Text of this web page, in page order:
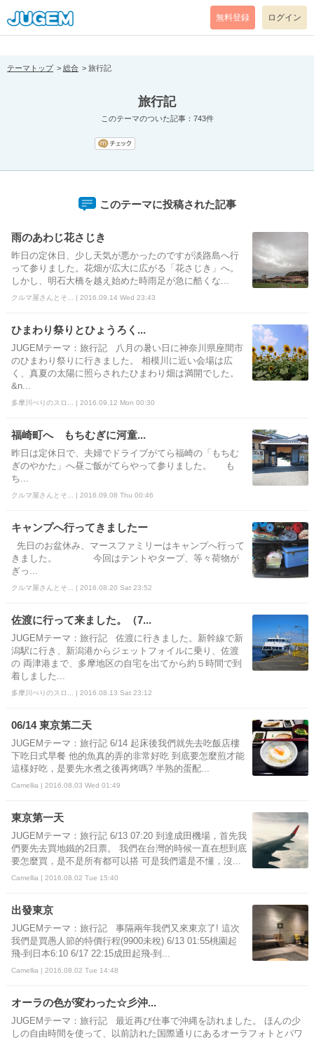
[pear_error: message="Success" code=0 mode=return level=notice
prefix="" info=""]
無料登録 ログイン
テーマトップ 総合 旅行記
旅行記
このテーマのついた記事：743件
このテーマに投稿された記事
雨のあわじ花さじき
昨日の定休日、少し天気が悪かったのですが淡路島へ行
って参りました。 ​花畑が広大に広がる「花さじき」へ。 ​
しかし、明石大橋を越え始めた時雨足が急に酷くな...
クルマ屋さんとそ... | 2016.09.14 Wed 23:43
ひまわり祭りとひょうろく...
JUGEMテーマ：旅行記 八月の暑い日に神奈川県座間市
のひまわり祭りに行きました。 相模川に近い会場は広
く、真夏の太陽に照らされたひまわり畑は満開でした。
&n...
多摩川べりのスロ... | 2016.09.12 Mon 00:30
福崎町へ もちむぎに河童...
​昨日は定休日で、夫婦でドライブがてら福崎の「もちむ
ぎのやかた」へ昼ご飯がてらやって参りました。 も
ち...
クルマ屋さんとそ... | 2016.09.08 Thu 00:46
キャンプへ行ってきましたー
先日のお盆休み、マースファミリーはキャンプへ行って
きました。 今回はテントやタープ、等々荷物が
ぎっ...
クルマ屋さんとそ... | 2016.08.20 Sat 23:52
佐渡に行って来ました。（7...
JUGEMテーマ：旅行記 佐渡に行きました。新幹線で新
潟駅に行き、新潟港からジェットフォイルに乗り、佐渡
の 両津港まで、多摩地区の自宅を出てから約５時間で到
着しました...
多摩川べりのスロ... | 2016.08.13 Sat 23:12
06/14 東京第二天
JUGEMテーマ：旅行記 6/14 起床後我們就先去吃飯店樓
下吃日式早餐 他的魚真的弄的非常好吃 到底要怎麼煎才能
這樣好吃，是要先水煮之後再烤嗎? 半熟的蛋配...
Camellia | 2016.08.03 Wed 01:49
東京第一天
JUGEMテーマ：旅行記 6/13 07:20 到達成田機場，首先我
們要先去買地鐵的2日票。 我們在台灣的時候一直在想到底
要怎麼買，是不是所有都可以搭 可是我們還是不懂，沒...
Camellia | 2016.08.02 Tue 15:40
出發東京
JUGEMテーマ：旅行記 事隔兩年我們又來東京了! 這次
我們是買愚人節的特價行程(9900未稅) 6/13 01:55桃園起
飛-到日本6:10 6/17 22:15成田起飛-到...
Camellia | 2016.08.02 Tue 14:48
オーラの色が変わった☆彡沖...
JUGEMテーマ：旅行記 最近再び仕事で沖縄を訪れました。 ほんの少
しの自由時間を使って、以前訪れた国際通りにあるオーラフォトとパワ